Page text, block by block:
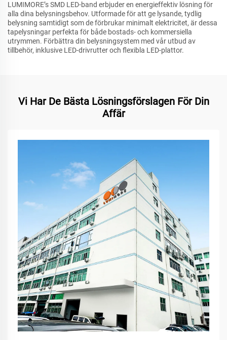
LUMIMORE’s SMD LED-band erbjuder en energieffektiv lösning för
alla dina belysningsbehov. Utformade för att ge lysande, tydlig
belysning samtidigt som de förbrukar minimalt elektricitet, är dessa
tapelysningar perfekta för både bostads- och kommersiella
utrymmen. Förbättra din belysningsystem med vår utbud av
tillbehör, inklusive LED-drivrutter och flexibla LED-plattor.
Vi Har De Bästa Lösningsförslagen För Din
Affär